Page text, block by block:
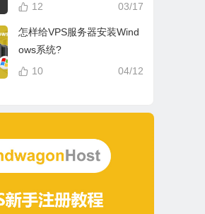
03/17
12
怎样给VPS服务器安装Wind
ows系统?
04/12
10